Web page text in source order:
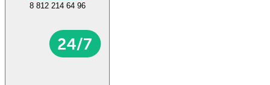
8 812 214 64 96